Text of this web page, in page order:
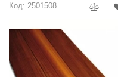
Код: 2501508